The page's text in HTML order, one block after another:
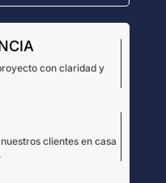
con claridad y
clientes en casa